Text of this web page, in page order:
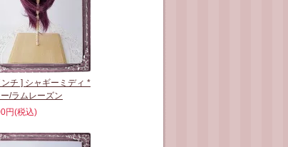
ンチ ] シャギーミディ *
/ラムレーズン
円(税込)